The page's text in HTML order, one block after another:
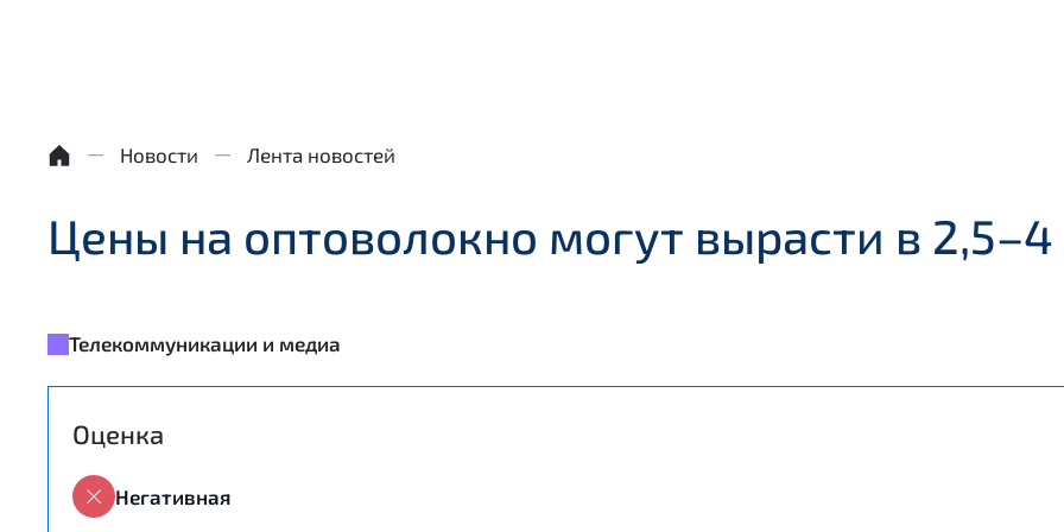
Новости Лента новостей
Цены на оптоволокно могут вырасти в 2,5–4
Телекоммуникации и медиа
Оценка
Негативная